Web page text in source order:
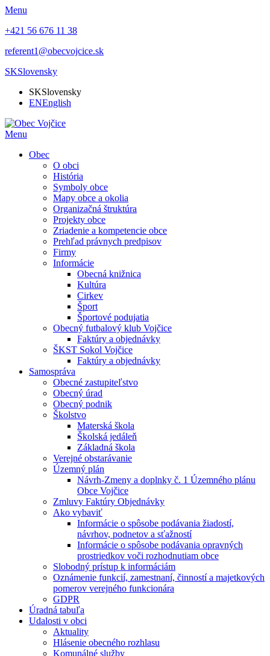
Menu
+421 56 676 11 38
referent1@obecvojcice.sk
SKSlovensky
SKSlovensky
ENEnglish
Menu
Obec
O obci
História
Symboly obce
Mapy obce a okolia
Organizačná štruktúra
Projekty obce
Zriadenie a kompetencie obce
Prehľad právnych predpisov
Firmy
Informácie
Obecná knižnica
Kultúra
Cirkev
Šport
Športové podujatia
Obecný futbalový klub Vojčice
Faktúry a objednávky
ŠKST Sokol Vojčice
Faktúry a objednávky
Samospráva
Obecné zastupiteľstvo
Obecný úrad
Obecný podnik
Školstvo
Materská škola
Školská jedáleň
Základná škola
Verejné obstarávanie
Územný plán
Návrh-Zmeny a doplnky č. 1 Územného plánu
Obce Vojčice
Zmluvy Faktúry Objednávky
Ako vybaviť
Informácie o spôsobe podávania žiadostí,
návrhov, podnetov a sťažností
Informácie o spôsobe podávania opravných
prostriedkov voči rozhodnutiam obce
Slobodný prístup k informáciám
Oznámenie funkcií, zamestnaní, činností a majetkových
pomerov verejného funkcionára
GDPR
Úradná tabuľa
Udalosti v obci
Aktuality
Hlásenie obecného rozhlasu
Komunálné služby